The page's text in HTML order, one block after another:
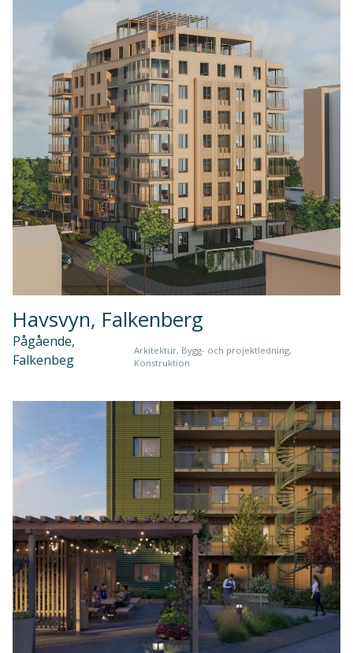
Havsvyn, Falkenberg
Pågående,
Falkenbeg
Arkitektur, Bygg- och projektledning,
Konstruktion